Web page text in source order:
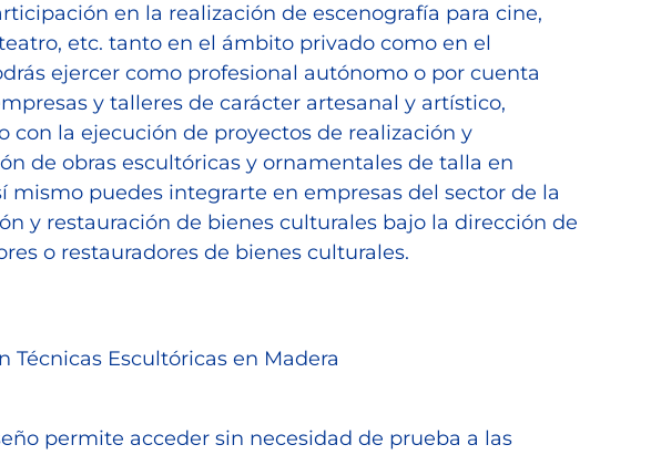
en la realización de escenografía para cine,
etc. tanto en el ámbito privado como en el
ejercer como profesional autónomo o por cuenta
y talleres de carácter artesanal y artístico,
con la ejecución de proyectos de realización y
de obras escultóricas y ornamentales de talla en
mismo puedes integrarte en empresas del sector de la
y restauración de bienes culturales bajo la dirección de
o restauradores de bienes culturales.
Técnicas Escultóricas en Madera
permite acceder sin necesidad de prueba a las